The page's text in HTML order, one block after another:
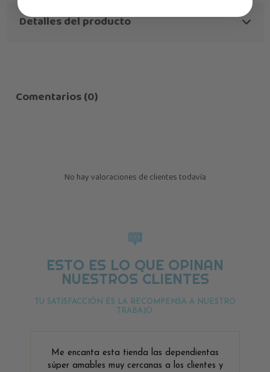
Detalles del producto
Comentarios (0)
No hay valoraciones de clientes todavía
ESTO ES LO QUE OPINAN
NUESTROS CLIENTES
TU SATISFACCIÓN ES LA RECOMPENSA A NUESTRO
TRABAJO.
Me encanta esta tienda las dependientas
súper amables muy cercanas a los clientes y